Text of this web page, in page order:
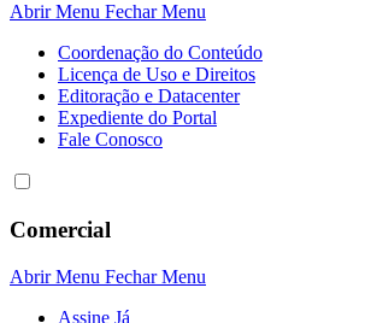
Abrir Menu Fechar Menu
Coordenação do Conteúdo
Licença de Uso e Direitos
Editoração e Datacenter
Expediente do Portal
Fale Conosco
Comercial
Abrir Menu Fechar Menu
Assine Já